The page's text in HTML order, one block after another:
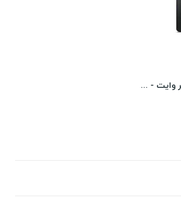
کتاب خوان کیندل پیپر وایت - Paperwhite